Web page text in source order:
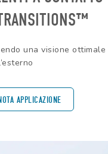
una visione ottimale
APPLICAZIONE